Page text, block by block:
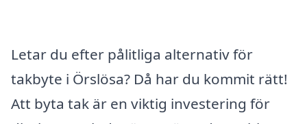
Letar du efter pålitliga alternativ för
takbyte i Örslösa? Då har du kommit rätt!
Att byta tak är en viktig investering för